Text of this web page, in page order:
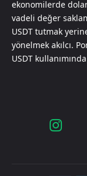
ekonomilerde
vadeli değer
USDT tutmak
yönelmek akılcı.
USDT